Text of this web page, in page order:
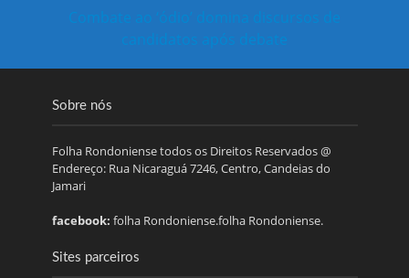
Combate ao ‘ódio’ domina discursos de
candidatos após debate
Sobre nós
Folha Rondoniense todos os Direitos Reservados @
Endereço: Rua Nicaraguá 7246, Centro, Candeias do
Jamari
facebook: folha Rondoniense.folha Rondoniense.
Sites parceiros